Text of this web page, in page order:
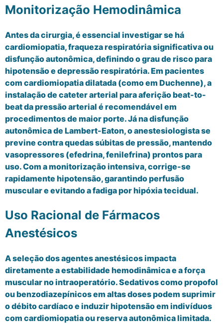
Monitorização Hemodinâmica
Antes da cirurgia, é essencial investigar se há
cardiomiopatia, fraqueza respiratória significativa ou
disfunção autonômica, definindo o grau de risco para
hipotensão e depressão respiratória. Em pacientes
com cardiomiopatia dilatada (como em Duchenne), a
instalação de cateter arterial para aferição beat-to-
beat da pressão arterial é recomendável em
procedimentos de maior porte. Já na disfunção
autonômica de Lambert-Eaton, o anestesiologista se
previne contra quedas súbitas de pressão, mantendo
vasopressores (efedrina, fenilefrina) prontos para
uso. Com a monitorização intensiva, corrige-se
rapidamente hipotensão, garantindo perfusão
muscular e evitando a fadiga por hipóxia tecidual.
Uso Racional de Fármacos
Anestésicos
A seleção dos agentes anestésicos impacta
diretamente a estabilidade hemodinâmica e a força
muscular no intraoperatório. Sedativos como propofol
ou benzodiazepínicos em altas doses podem suprimir
o débito cardíaco e induzir hipotensão em indivíduos
com cardiomiopatia ou reserva autonômica limitada.